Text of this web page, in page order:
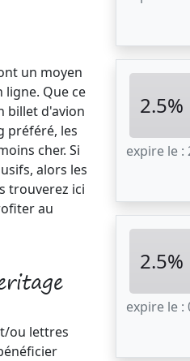
un moyen
ligne. Que ce
billet d'avion
préféré, les
cher. Si
alors les
trouverez ici
au
ou lettres
2.5%
expire le :
2.5%
expire le :